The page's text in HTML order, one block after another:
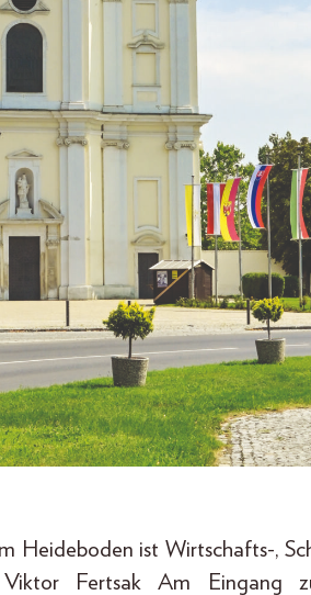
Heideboden ist Wirtschafts-,
Fertsak Am Eingang